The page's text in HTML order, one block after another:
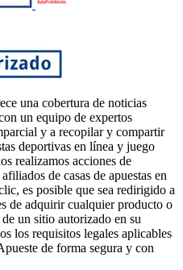
una cobertura de noticias
un equipo de expertos
y a recopilar y compartir
deportivas en línea y juego
realizamos acciones de
de casas de apuestas en
es posible que sea redirigido a
de adquirir cualquier producto o
un sitio autorizado en su
los requisitos legales aplicables
de forma segura y con